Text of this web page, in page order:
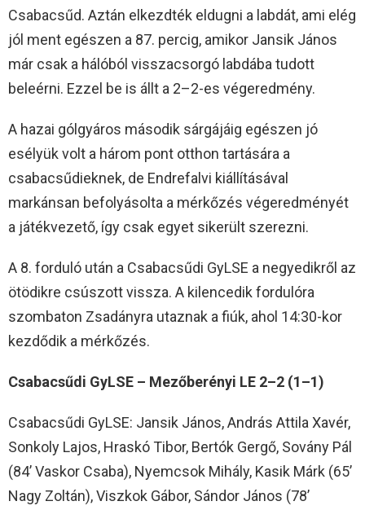
Csabacsűd. Aztán elkezdték eldugni a labdát, ami elég
jól ment egészen a 87. percig, amikor Jansik János
már csak a hálóból visszacsorgó labdába tudott
beleérni. Ezzel be is állt a 2–2-es végeredmény.
A hazai gólgyáros második sárgájáig egészen jó
esélyük volt a három pont otthon tartására a
csabacsűdieknek, de Endrefalvi kiállításával
markánsan befolyásolta a mérkőzés végeredményét
a játékvezető, így csak egyet sikerült szerezni.
A 8. forduló után a Csabacsűdi GyLSE a negyedikről az
ötödikre csúszott vissza. A kilencedik fordulóra
szombaton Zsadányra utaznak a fiúk, ahol 14:30-kor
kezdődik a mérkőzés.
Csabacsűdi GyLSE – Mezőberényi LE 2–2 (1–1)
Csabacsűdi GyLSE: Jansik János, András Attila Xavér,
Sonkoly Lajos, Hraskó Tibor, Bertók Gergő, Sovány Pál
(84’ Vaskor Csaba), Nyemcsok Mihály, Kasik Márk (65’
Nagy Zoltán), Viszkok Gábor, Sándor János (78’